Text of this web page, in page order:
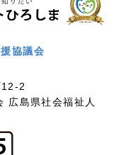
協議会
2
広島県社会福祉人